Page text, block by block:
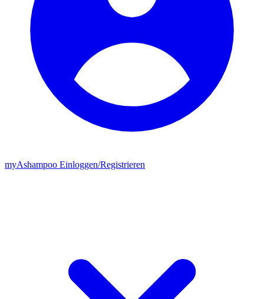
myAshampoo Einloggen/Registrieren